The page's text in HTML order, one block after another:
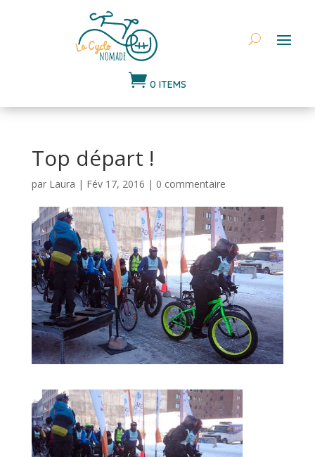
 0 ITEMS
Top départ !
par Laura | Fév 17, 2016 | 0 commentaire